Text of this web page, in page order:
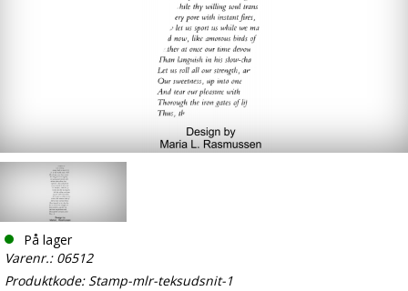
På lager
Varenr.: 06512
Produktkode: Stamp-mlr-teksudsnit-1